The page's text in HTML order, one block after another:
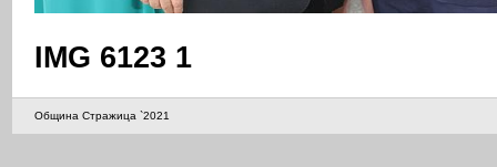
IMG 6123 1
Община Стражица `2021